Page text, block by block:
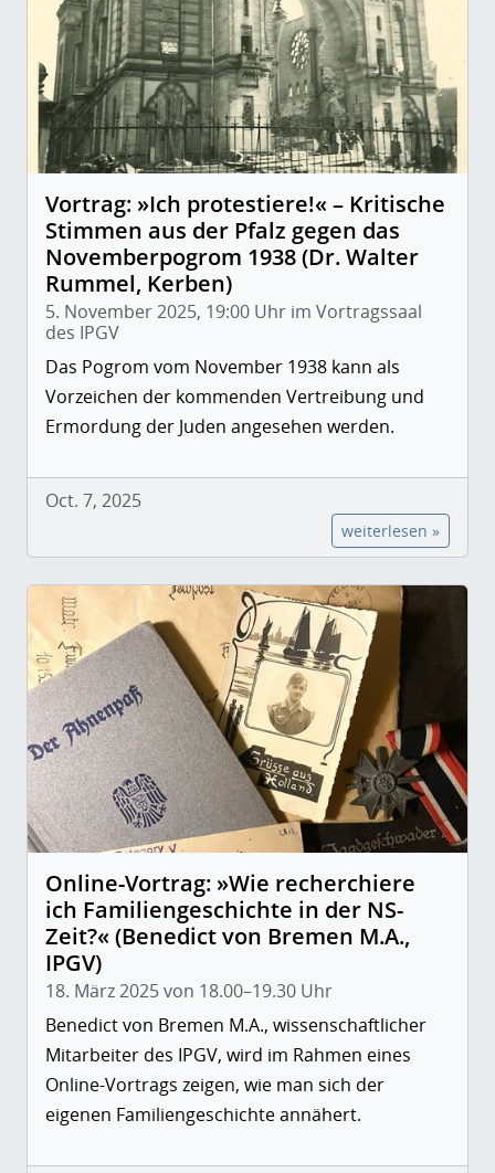
Vortrag: »Ich protestiere!« – Kritische
Stimmen aus der Pfalz gegen das
Novemberpogrom 1938 (Dr. Walter
Rummel, Kerben)
5. November 2025, 19:00 Uhr im Vortragssaal
des IPGV
Das Pogrom vom November 1938 kann als
Vorzeichen der kommenden Vertreibung und
Ermordung der Juden angesehen werden.
Oct. 7, 2025
weiterlesen »
Online-Vortrag: »Wie recherchiere
ich Familiengeschichte in der NS-
Zeit?« (Benedict von Bremen M.A.,
IPGV)
18. März 2025 von 18.00–19.30 Uhr
Benedict von Bremen M.A., wissenschaftlicher
Mitarbeiter des IPGV, wird im Rahmen eines
Online-Vortrags zeigen, wie man sich der
eigenen Familiengeschichte annähert.